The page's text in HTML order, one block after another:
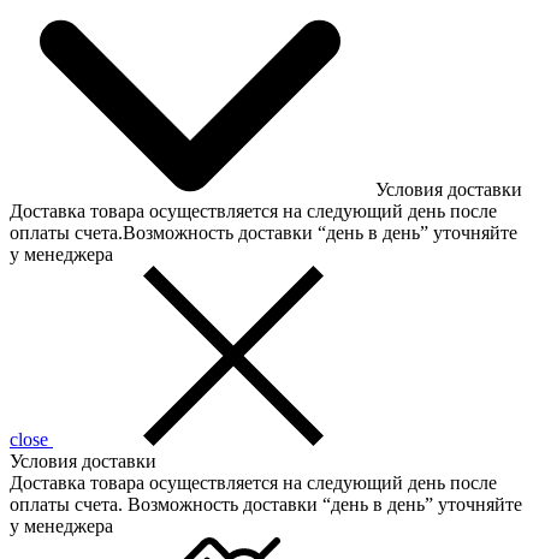
Условия доставки
Доставка товара осуществляется на следующий день после
оплаты счета.Возможность доставки “день в день” уточняйте
у менеджера
close
Условия доставки
Доставка товара осуществляется на следующий день после
оплаты счета. Возможность доставки “день в день” уточняйте
у менеджера